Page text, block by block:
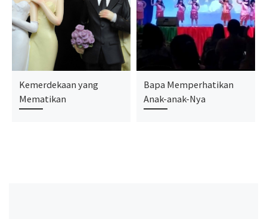
Kemerdekaan yang
Mematikan
Bapa Memperhatikan
Anak-anak-Nya